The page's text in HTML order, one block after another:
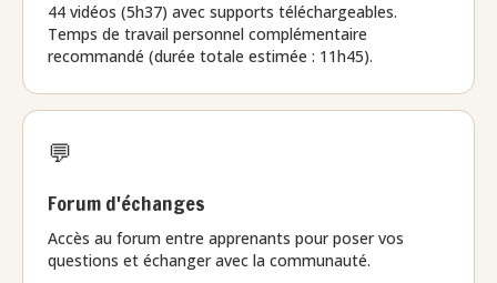
44 vidéos (5h37) avec supports téléchargeables.
Temps de travail personnel complémentaire
recommandé (durée totale estimée : 11h45).
💬
Forum d'échanges
Accès au forum entre apprenants pour poser vos
questions et échanger avec la communauté.